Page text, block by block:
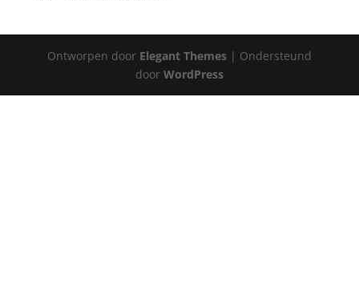
Ontworpen door Elegant Themes| Ondersteund
door WordPress